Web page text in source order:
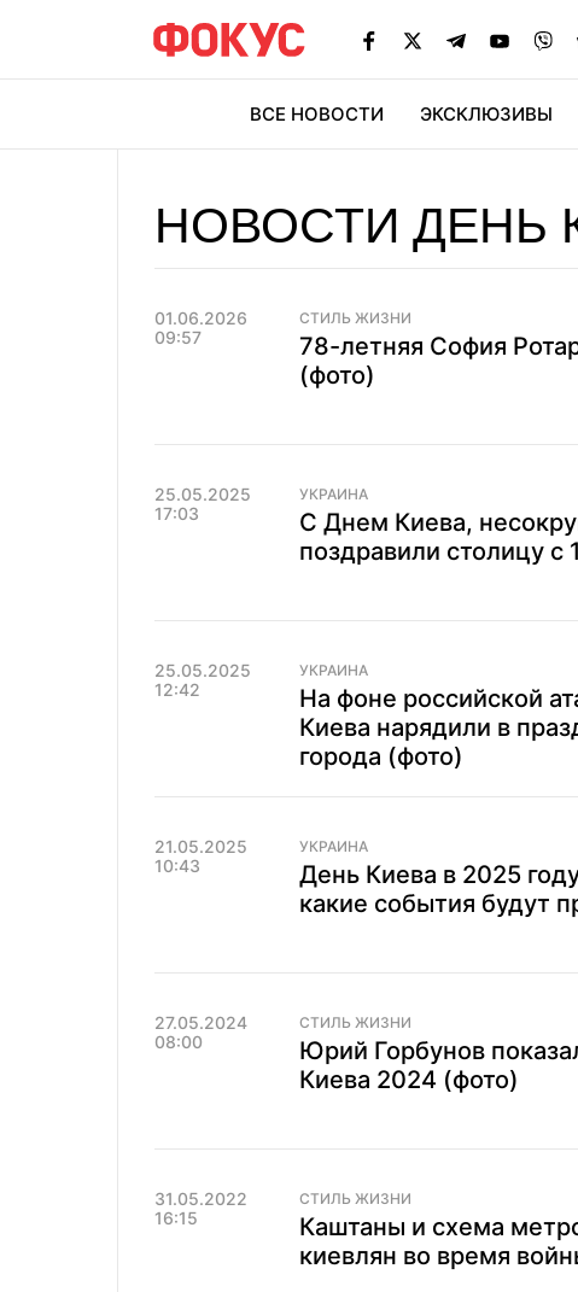
ВСЕ НОВОСТИ ЭКСКЛЮЗИВЫ
НОВОСТИ ДЕНЬ
01.06.2026
09:57
СТИЛЬ ЖИЗНИ
78-летняя София
(фото)
25.05.2025
17:03
УКРАИНА
С Днем Киева,
поздравили столицу
25.05.2025
12:42
УКРАИНА
На фоне российской
Киева нарядили в
города (фото)
21.05.2025
10:43
УКРАИНА
День Киева в 2025
какие события будут
27.05.2024
08:00
СТИЛЬ ЖИЗНИ
Юрий Горбунов
Киева 2024 (фото)
31.05.2022
16:15
СТИЛЬ ЖИЗНИ
Каштаны и схема
киевлян во время